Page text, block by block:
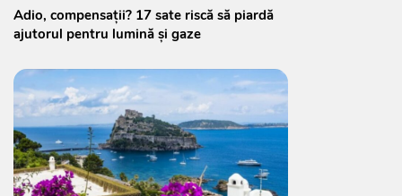
Adio, compensații? 17 sate riscă să piardă
ajutorul pentru lumină și gaze